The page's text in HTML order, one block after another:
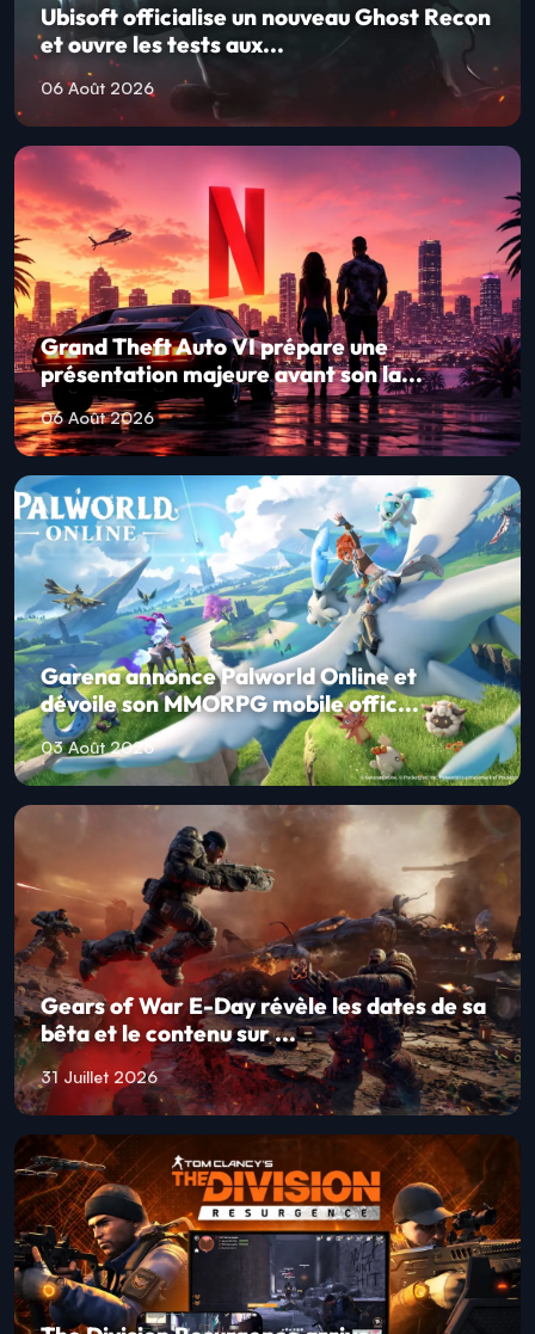
Ubisoft officialise un nouveau Ghost Recon
et ouvre les tests aux...
06 Août 2026
Grand Theft Auto VI prépare une
présentation majeure avant son la...
06 Août 2026
Garena annonce Palworld Online et
dévoile son MMORPG mobile offic...
03 Août 2026
Gears of War E-Day révèle les dates de sa
bêta et le contenu sur ...
31 Juillet 2026